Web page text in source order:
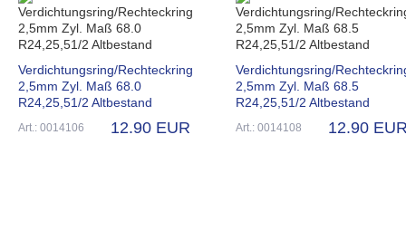
Verdichtungsring/Rechteckring
2,5mm Zyl. Maß 68.0
R24,25,51/2 Altbestand
Art.: 0014106 12.90 EUR
Verdichtungsring/
2,5mm Zyl. Maß 68.5
R24,25,51/2 Altbestand
Art.: 0014108 12.90